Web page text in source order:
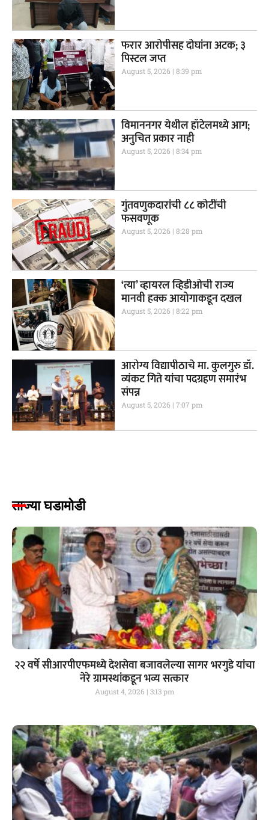
फरार आरोपीसह दोघांना अटक; ३
पिस्टल जप्त
August 5, 2026 8:39 pm
विमाननगर येथील हॉटेलमध्ये आग;
अनुचित प्रकार नाही
August 5, 2026 8:34 pm
गुंतवणुकदारांची ८८ कोटींची
फसवणूक
August 5, 2026 8:28 pm
‘त्या’ व्हायरल व्हिडीओची राज्य
मानवी हक्क आयोगाकडून दखल
August 5, 2026 8:22 pm
आरोग्य विद्यापीठाचे मा. कुलगुरु डॉ.
व्यंकट गिते यांचा पदग्रहण समारंभ
संपन्न
August 5, 2026 7:07 pm
ताज्या घडामोडी
२२ वर्षे सीआरपीएफमध्ये देशसेवा बजावलेल्या सागर भरगुडे यांचा
नेरे ग्रामस्थांकडून भव्य सत्कार
August 4, 2026 3:13 pm